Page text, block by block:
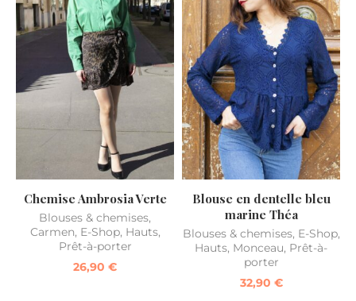
Chemise Ambrosia Verte
Blouses & chemises,
Carmen, E-Shop, Hauts,
Prêt-à-porter
26,90 €
Blouse en dentelle bleu
marine Théa
Blouses & chemises, E-Shop,
Hauts, Monceau, Prêt-à-
porter
32,90 €